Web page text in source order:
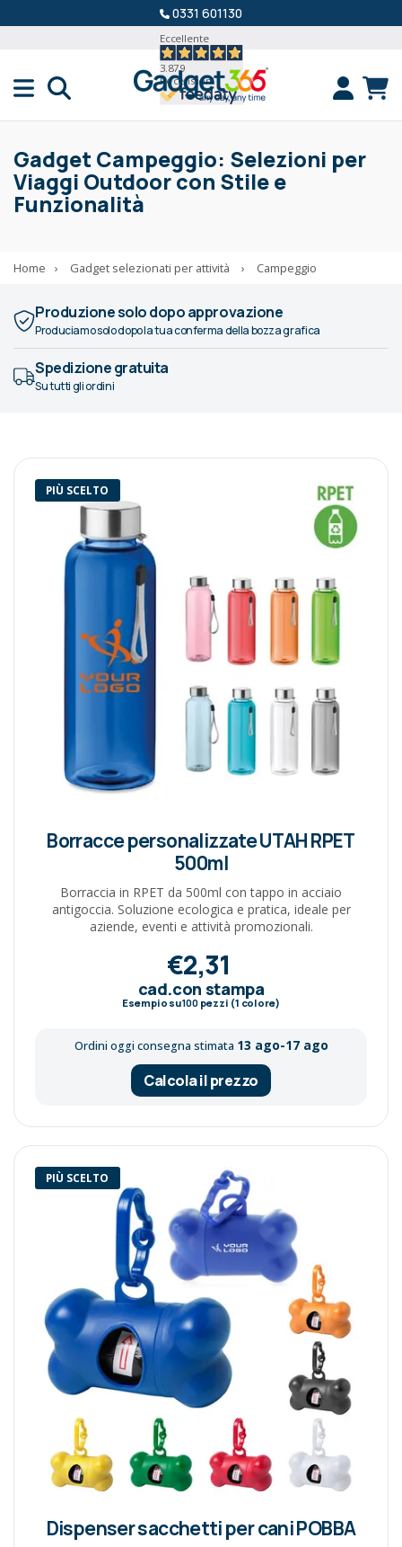
0331 601130
Eccellente
3.879
Recensioni
Gadget Campeggio: Selezioni per
Viaggi Outdoor con Stile e
Funzionalità
Home › Gadget selezionati per attività › Campeggio
Produzione solo dopo approvazione
Produciamo solo dopo la tua conferma della bozza grafica
Spedizione gratuita
Su tutti gli ordini
PIÙ SCELTO
Borracce personalizzate UTAH RPET
500ml
Borraccia in RPET da 500ml con tappo in acciaio
antigoccia. Soluzione ecologica e pratica, ideale per
aziende, eventi e attività promozionali.
€2,31
cad.con stampa
Esempio su100pezzi (1 colore)
Ordini oggi consegna stimata 13 ago-17 ago
Calcola il prezzo
PIÙ SCELTO
Dispenser sacchetti per cani POBBA